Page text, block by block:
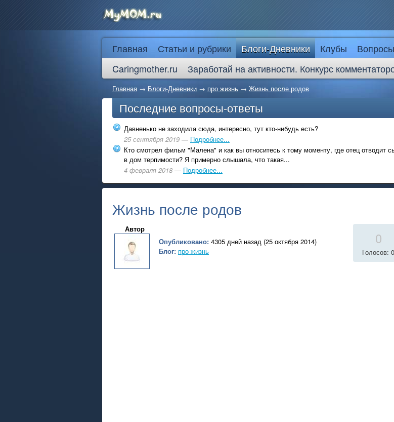
Главная Статьи и рубрики Блоги-Дневники Клубы
Caringmother.ru
Заработай на активности. Конкурс
Главная → Блоги-Дневники → про жизнь → Жизнь после родов
Последние вопросы-ответы
Давненько не заходила сюда, интересно, тут кто-нибудь есть?
25 сентября 2019 — Подробнее...
Кто смотрел фильм "Малена" и как вы относитесь к тому моменту, где отец отводит
в дом терпимости? Я примерно слышала, что такая...
4 февраля 2018 — Подробнее...
Жизнь после родов
Автор
Опубликовано: 4305 дней назад (25 октября 2014)
Блог: про жизнь
0
Голосов: 0